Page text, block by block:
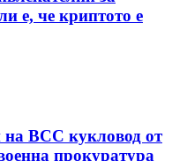
е, че криптото е
на ВСС кукловод от
прокуратура